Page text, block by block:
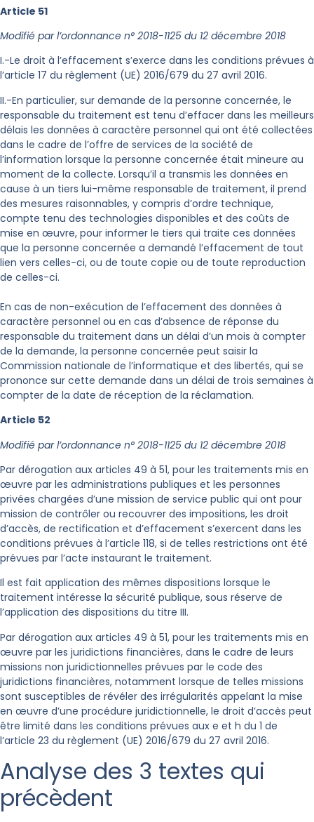
Article 51
Modifié par l’ordonnance n° 2018-1125 du 12 décembre 2018
I.-Le droit à l’effacement s’exerce dans les conditions prévues à
l’article 17 du règlement (UE) 2016/679 du 27 avril 2016.
II.-En particulier, sur demande de la personne concernée, le
responsable du traitement est tenu d’effacer dans les meilleurs
délais les données à caractère personnel qui ont été collectées
dans le cadre de l’offre de services de la société de
l’information lorsque la personne concernée était mineure au
moment de la collecte. Lorsqu’il a transmis les données en
cause à un tiers lui-même responsable de traitement, il prend
des mesures raisonnables, y compris d’ordre technique,
compte tenu des technologies disponibles et des coûts de
mise en œuvre, pour informer le tiers qui traite ces données
que la personne concernée a demandé l’effacement de tout
lien vers celles-ci, ou de toute copie ou de toute reproduction
de celles-ci.
En cas de non-exécution de l’effacement des données à
caractère personnel ou en cas d’absence de réponse du
responsable du traitement dans un délai d’un mois à compter
de la demande, la personne concernée peut saisir la
Commission nationale de l’informatique et des libertés, qui se
prononce sur cette demande dans un délai de trois semaines à
compter de la date de réception de la réclamation.
Article 52
Modifié par l’ordonnance n° 2018-1125 du 12 décembre 2018
Par dérogation aux articles 49 à 51, pour les traitements mis en
œuvre par les administrations publiques et les personnes
privées chargées d’une mission de service public qui ont pour
mission de contrôler ou recouvrer des impositions, les droit
d’accès, de rectification et d’effacement s’exercent dans les
conditions prévues à l’article 118, si de telles restrictions ont été
prévues par l’acte instaurant le traitement.
Il est fait application des mêmes dispositions lorsque le
traitement intéresse la sécurité publique, sous réserve de
l’application des dispositions du titre III.
Par dérogation aux articles 49 à 51, pour les traitements mis en
œuvre par les juridictions financières, dans le cadre de leurs
missions non juridictionnelles prévues par le code des
juridictions financières, notamment lorsque de telles missions
sont susceptibles de révéler des irrégularités appelant la mise
en œuvre d’une procédure juridictionnelle, le droit d’accès peut
être limité dans les conditions prévues aux e et h du 1 de
l’article 23 du règlement (UE) 2016/679 du 27 avril 2016.
Analyse des 3 textes qui
précèdent